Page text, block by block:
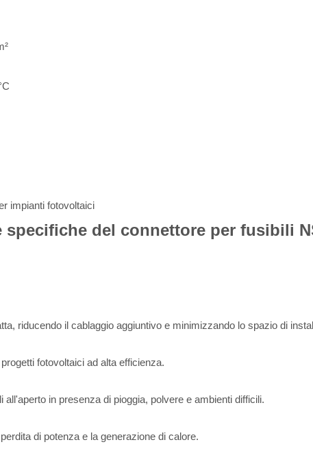
impianti fotovoltaici
del connettore per fusibili
riducendo il cablaggio aggiuntivo e minimizzando lo spazio di
fotovoltaici ad alta efficienza.
in presenza di pioggia, polvere e ambienti difficili.
di potenza e la generazione di calore.